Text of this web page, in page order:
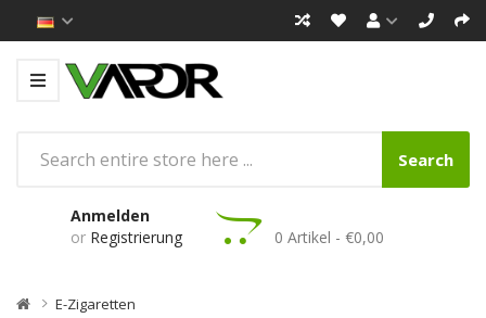
Search
Anmelden
or Registrierung 0 Artikel - €0,00
E-Zigaretten